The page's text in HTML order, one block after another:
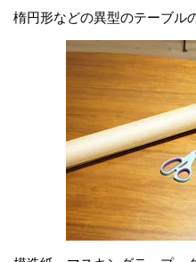
楕円形などの異型のテーブル